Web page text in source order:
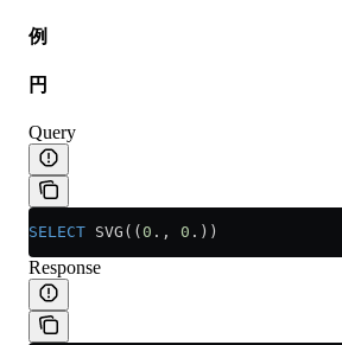
例
円
Query
SELECT SVG(( 0 ., 0 .))
Response